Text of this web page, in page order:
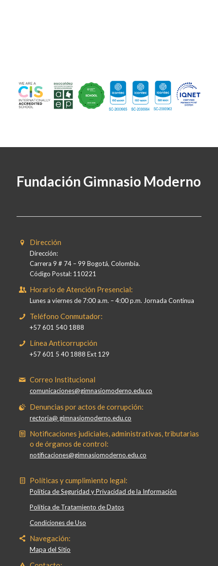
Fundación Gimnasio Moderno
Dirección
Dirección:
Carrera 9 # 74 – 99 Bogotá, Colombia.
Código Postal: 110221
Horario de Atención Presencial:
Lunes a viernes de 7:00 a.m. – 4:00 p.m. Jornada Continua
Teléfono Conmutador:
+57 601 540 1888
Línea Anticorrupción
+57 601 5 40 1888 Ext 129
Correo Institucional
comunicaciones@gimnasiomoderno.edu.co
Denuncias por actos de corrupción:
rectoria@ gimnasiomoderno.edu.co
Notificaciones judiciales, administrativas, tributarias
o de órganos de control:
notificaciones@gimnasiomoderno.edu.co
Políticas y cumplimiento legal:
Política de Seguridad y Privacidad de la Información
Política de Tratamiento de Datos
Condiciones de Uso
Navegación:
Mapa del Sitio